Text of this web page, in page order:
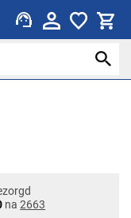
support_agent
na2663